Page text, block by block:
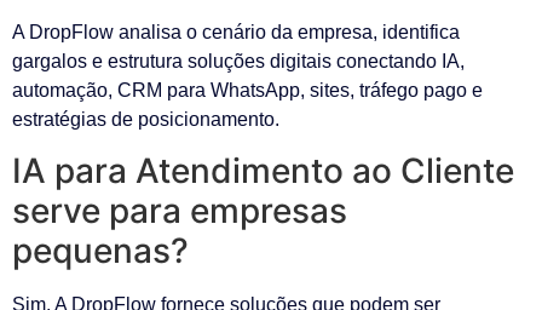
A DropFlow analisa o cenário da empresa, identifica
gargalos e estrutura soluções digitais conectando IA,
automação, CRM para WhatsApp, sites, tráfego pago e
estratégias de posicionamento.
IA para Atendimento ao Cliente
serve para empresas
pequenas?
Sim. A DropFlow fornece soluções que podem ser